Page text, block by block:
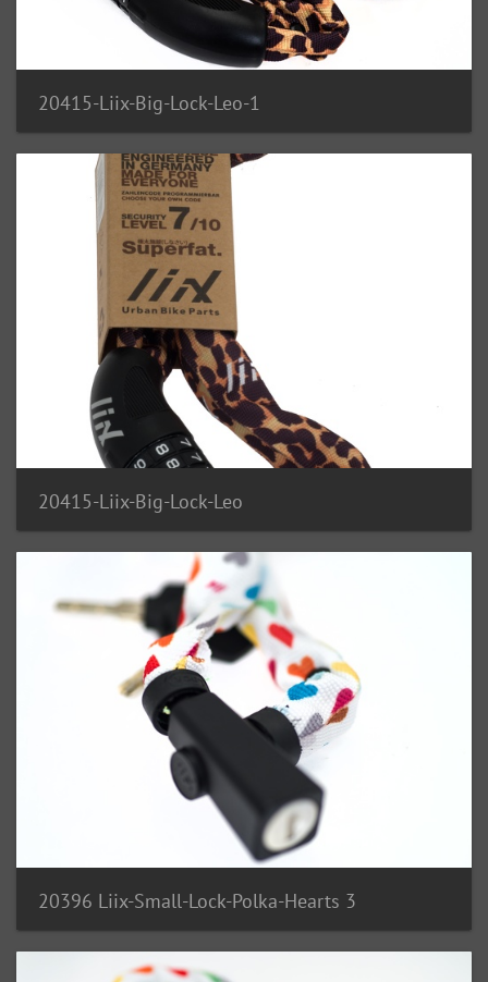
20415-Liix-Big-Lock-Leo-1
20415-Liix-Big-Lock-Leo
20396 Liix-Small-Lock-Polka-Hearts 3